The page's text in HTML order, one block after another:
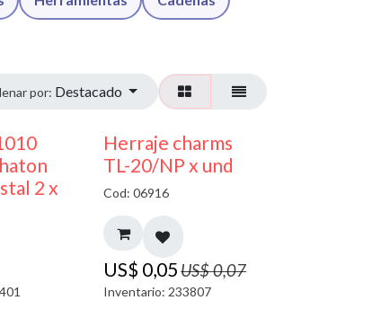
por: Destacado
2 x
40% DESCUENTO
Herraje charms
TL-20/NP x und
Cod: 06916
US$ 0,05US$0,07
Inventario: 233807